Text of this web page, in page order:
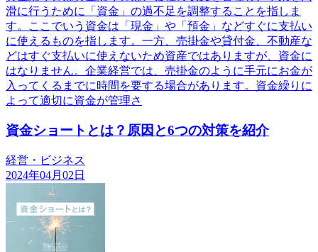
滑に行うために「資金」の過不足を調整することを指しま
す。ここでいう資金は「現金」や「預金」などすぐに支払い
に使えるものを指します。一方、売掛金や貸付金、不動産な
どはすぐ支払いに使えないため資産ではありますが、資金に
はなりません。企業経営では、売掛金のように手元にお金が
入ってくるまでに時間を要する場合があります。資金繰りに
よって適切に資金が管理さ
資金ショートとは？原因と6つの対策を紹介
経営・ビジネス
2024年04月02日